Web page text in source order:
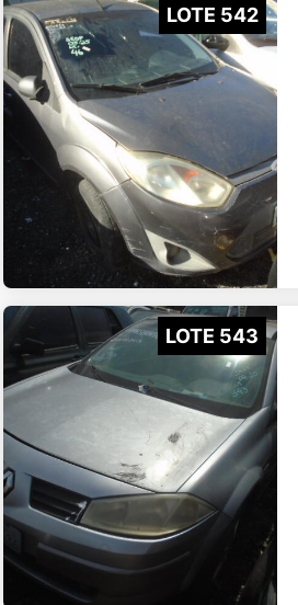
LOTE 542
LOTE 543